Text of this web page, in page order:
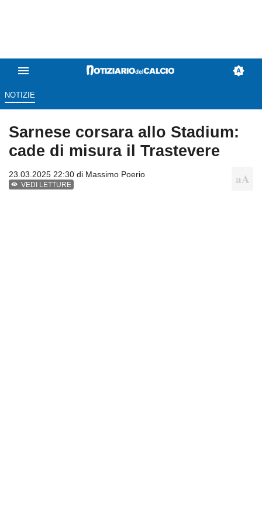
NOTIZIE
Sarnese corsara allo Stadium:
cade di misura il Trastevere
23.03.2025 22:30 di Massimo Poerio
VEDI LETTURE